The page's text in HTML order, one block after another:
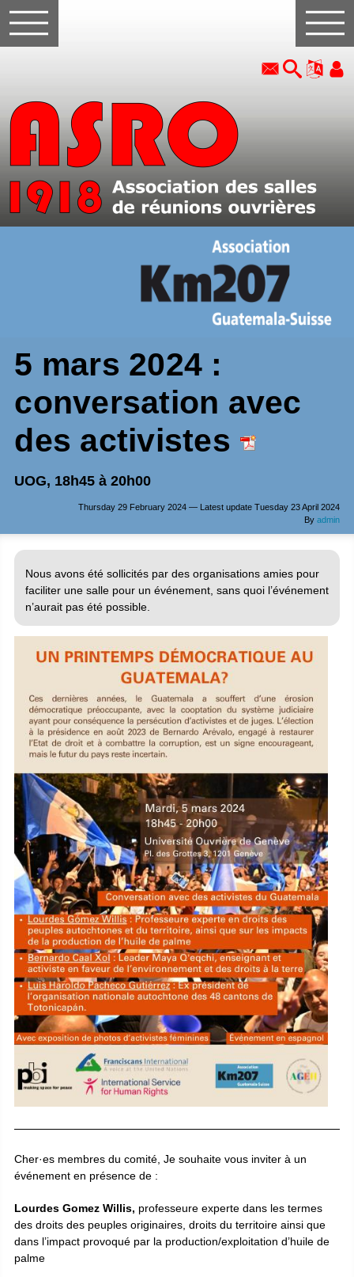
5 mars 2024 :
conversation avec
des activistes
UOG, 18h45 à 20h00
Thursday 29 February 2024 — Latest update Tuesday 23 April 2024
By admin
Nous avons été sollicités par des organisations amies pour
faciliter une salle pour un événement, sans quoi l’événement
n’aurait pas été possible.
Cher·es membres du comité, Je souhaite vous inviter à un
événement en présence de :
Lourdes Gomez Willis, professeure experte dans les termes
des droits des peuples originaires, droits du territoire ainsi que
dans l’impact provoqué par la production/exploitation d’huile de
palme